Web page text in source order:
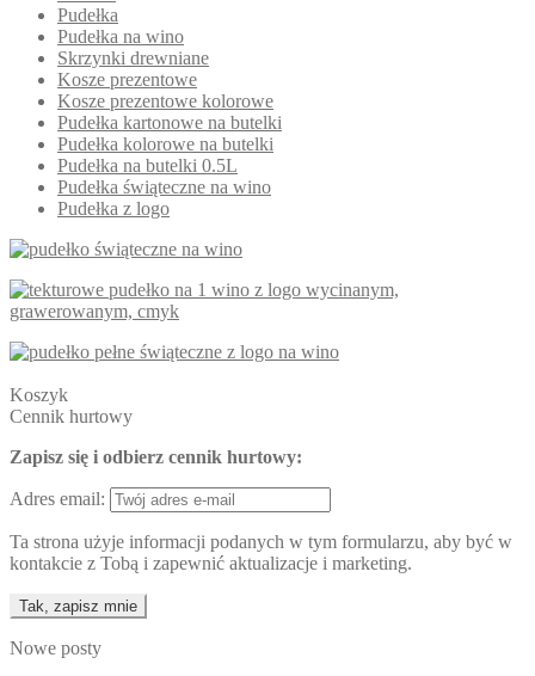
Pudełka
Pudełka na wino
Skrzynki drewniane
Kosze prezentowe
Kosze prezentowe kolorowe
Pudełka kartonowe na butelki
Pudełka kolorowe na butelki
Pudełka na butelki 0.5L
Pudełka świąteczne na wino
Pudełka z logo
Koszyk
Cennik hurtowy
Zapisz się i odbierz cennik hurtowy:
Adres email:
Ta strona użyje informacji podanych w tym formularzu, aby być w
kontakcie z Tobą i zapewnić aktualizacje i marketing.
Nowe posty